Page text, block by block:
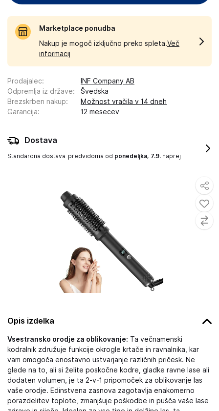
Opis izdelka
Vsestransko orodje za oblikovanje: Ta večnamenski
kodralnik združuje funkcije okrogle krtače in ravnalnika, kar
vam omogoča enostavno ustvarjanje različnih pričesk. Ne
glede na to, ali si želite poskočne kodre, gladke ravne lase ali
dodaten volumen, je ta 2-v-1 pripomoček za oblikovanje las
vaše orodje. Edinstvena zasnova zagotavlja enakomerno
porazdelitev toplote, zmanjšuje poškodbe in pušča vaše lase
Marketplace ponudba
Nakup je mogoč izključno preko spleta.Več
informacij
Prodajalec:
INF Company AB
Odpremlja iz države:
Švedska
Brezskrben nakup:
Možnost vračila v 14 dneh
Garancija: 12 mesecev
Dostava
Standardna dostava predvidoma od ponedeljka, 7.9. naprej